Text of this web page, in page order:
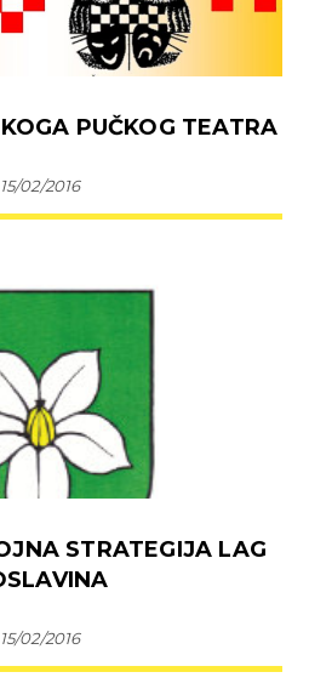
PUČKOG TEATRA
15/02/2016
STRATEGIJA LAG
15/02/2016